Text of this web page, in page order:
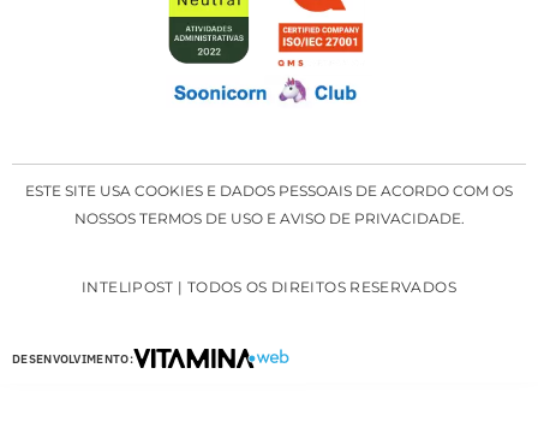
ESTE SITE USA COOKIES E DADOS PESSOAIS DE ACORDO COM OS
NOSSOS TERMOS DE USO E AVISO DE PRIVACIDADE.
INTELIPOST | TODOS OS DIREITOS RESERVADOS
DESENVOLVIMENTO: